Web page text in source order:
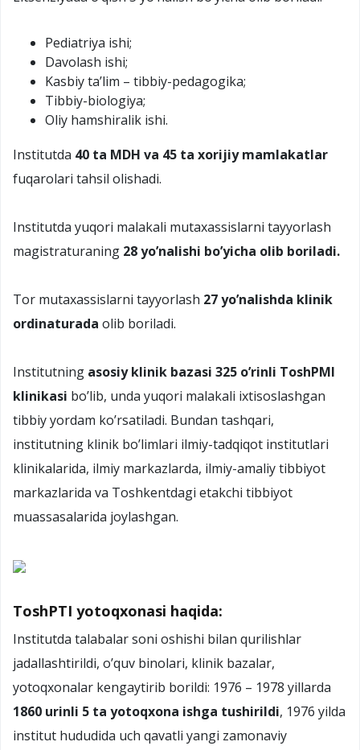
Pediatriya ishi;
Davolash ishi;
Kasbiy ta’lim – tibbiy-pedagogika;
Tibbiy-biologiya;
Oliy hamshiralik ishi.
Institutda 40 ta MDH va 45 ta xorijiy mamlakatlar
fuqarolari tahsil olishadi.
Institutda yuqori malakali mutaxassislarni tayyorlash
magistraturaning 28 yo’nalishi bo’yicha olib boriladi.
Tor mutaxassislarni tayyorlash 27 yo’nalishda klinik
ordinaturada olib boriladi.
Institutning asosiy klinik bazasi 325 o’rinli ToshPMI
klinikasi bo’lib, unda yuqori malakali ixtisoslashgan
tibbiy yordam ko’rsatiladi. Bundan tashqari,
institutning klinik bo’limlari ilmiy-tadqiqot institutlari
klinikalarida, ilmiy markazlarda, ilmiy-amaliy tibbiyot
markazlarida va Toshkentdagi etakchi tibbiyot
muassasalarida joylashgan.
ToshPTI yotoqxonasi haqida:
Institutda talabalar soni oshishi bilan qurilishlar
jadallashtirildi, o’quv binolari, klinik bazalar,
yotoqxonalar kengaytirib borildi: 1976 – 1978 yillarda
1860 urinli 5 ta yotoqxona ishga tushirildi, 1976 yilda
institut hududida uch qavatli yangi zamonaviy